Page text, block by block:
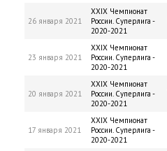
26 января 2021
XXIX Чемпионат
России. Суперлига -
2020-2021
23 января 2021
XXIX Чемпионат
России. Суперлига -
2020-2021
20 января 2021
XXIX Чемпионат
России. Суперлига -
2020-2021
17 января 2021
XXIX Чемпионат
России. Суперлига -
2020-2021